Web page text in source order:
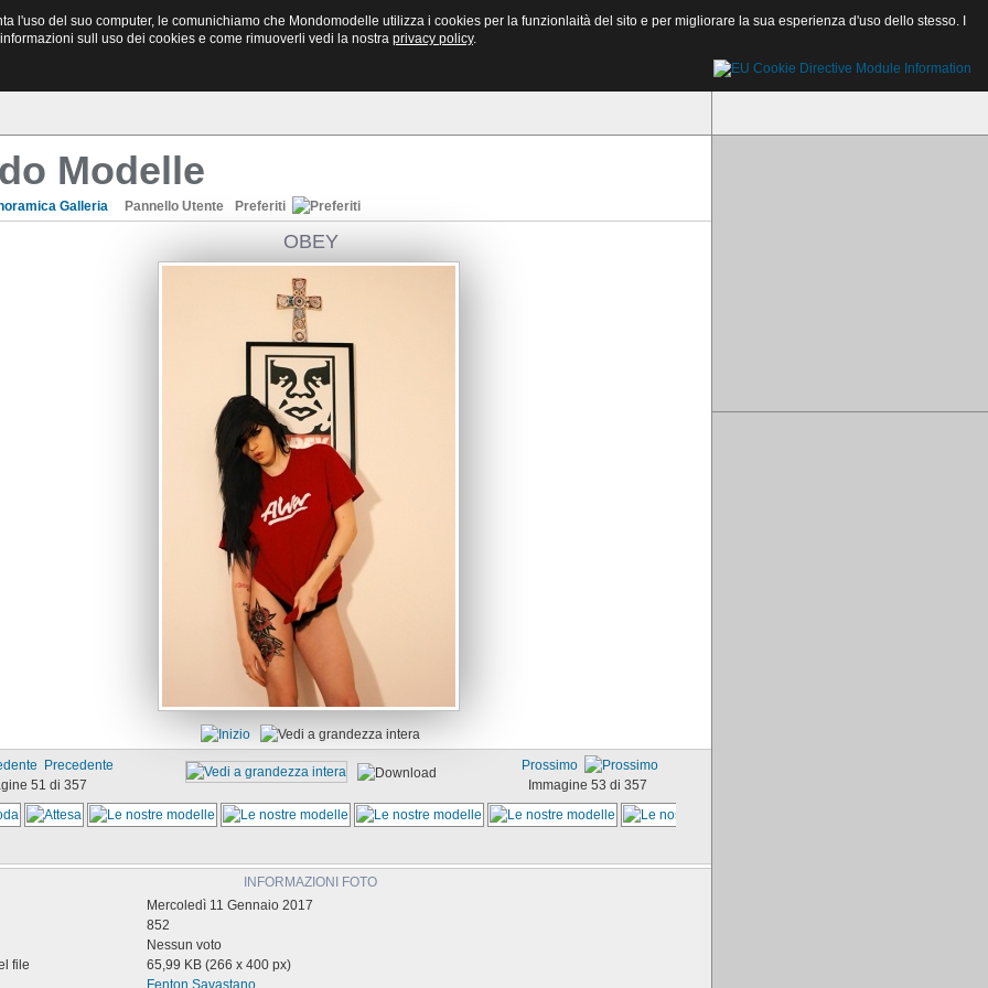
Annunci vari e Casting Richiesta invio Il tuo Sito
Modelle
Galleria Pannello Utente Preferiti
OBEY
Precedente
51 di 357
Prossimo
Immagine 53 di 357
INFORMAZIONI FOTO
Mercoledì 11 Gennaio 2017
852
Nessun voto
file
65,99 KB (266 x 400 px)
Fenton Savastano
l'uso del suo computer, le comunichiamo che Mondomodelle utilizza i cookies per la funzionlaità del sito e per migliorare la sua esperienza d'uso dello stesso. I
sull uso dei cookies e come rimuoverli vedi la nostra privacy policy.